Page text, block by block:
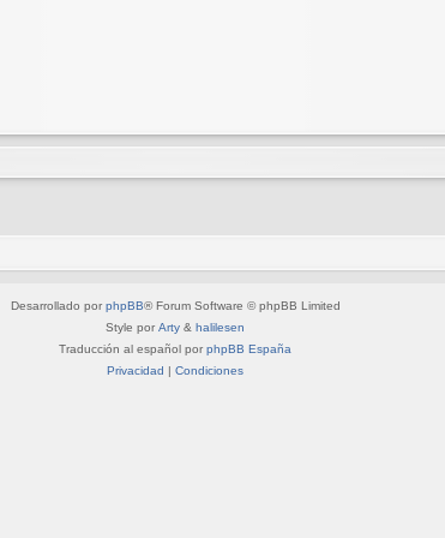
Desarrollado por phpBB® Forum Software © phpBB Limited
Style por Arty & halilesen
Traducción al español por phpBB España
Privacidad | Condiciones